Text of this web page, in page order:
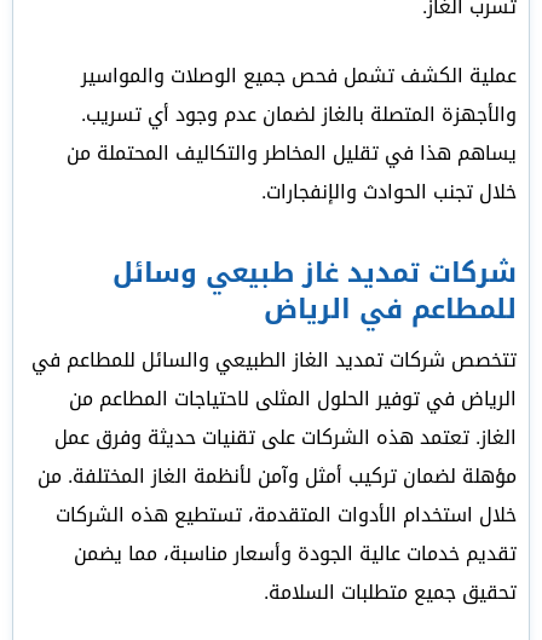
عملية الكشف تشمل فحص جميع الوصلات والمواسير
والأجهزة المتصلة بالغاز لضمان عدم وجود أي تسريب.
يساهم هذا في تقليل المخاطر والتكاليف المحتملة من
خلال تجنب الحوادث والإنفجارات.
شركات تمديد غاز طبيعي وسائل
للمطاعم في الرياض
تتخصص شركات تمديد الغاز الطبيعي والسائل للمطاعم في
الرياض في توفير الحلول المثلى لاحتياجات المطاعم من
الغاز. تعتمد هذه الشركات على تقنيات حديثة وفرق عمل
مؤهلة لضمان تركيب أمثل وآمن لأنظمة الغاز المختلفة. من
خلال استخدام الأدوات المتقدمة، تستطيع هذه الشركات
تقديم خدمات عالية الجودة وأسعار مناسبة، مما يضمن
تحقيق جميع متطلبات السلامة.